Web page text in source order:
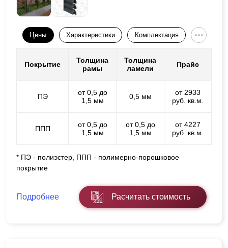
Цены Характеристики Комплектация
Покрытие
Толщина
рамы
Толщина
ламели
Прайс
ПЭ
от 0,5 до
1,5 мм
0,5 мм
от 2933
руб. кв.м.
ППП
от 0,5 до
1,5 мм
от 0,5 до
1,5 мм
от 4227
руб. кв.м.
* ПЭ - полиэстер, ППП - полимерно-порошковое
покрытие
Подробнее Расчитать стоимость